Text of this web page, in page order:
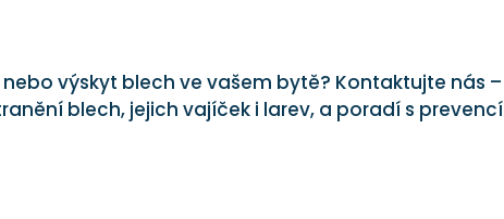
nebo výskyt blech ve vašem bytě? Kontaktujte nás –
blech, jejich vajíček i larev, a poradí s prevencí